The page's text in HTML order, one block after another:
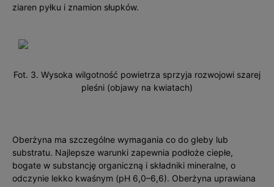
ziaren pyłku i znamion słupków.
Fot. 3. Wysoka wilgotność powietrza sprzyja rozwojowi szarej
pleś­ni (objawy na kwiatach)
Oberżyna ma szczególne wymagania co do gleby lub
substratu. Najlepsze warunki zapewnia podłoże ciepłe,
bogate w substancję organiczną i składniki mineralne, o
odczynie lekko kwaśnym (pH 6,0–6,6). Oberżyna uprawiana